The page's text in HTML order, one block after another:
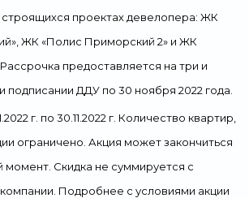
строящихся проектах девелопера: ЖК
ЖК «Полис Приморский 2» и ЖК
предоставляется на три и
подписании ДДУ по 30 ноября 2022 года.
г. по 30.11.2022 г. Количество квартир,
ограничено. Акция может закончиться
момент. Скидка не суммируется с
Подробнее с условиями акции